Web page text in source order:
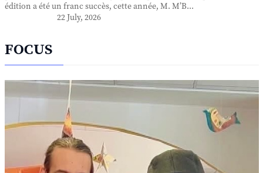
édition a été un franc succès, cette année, M. M’B...
22 July, 2026
FOCUS